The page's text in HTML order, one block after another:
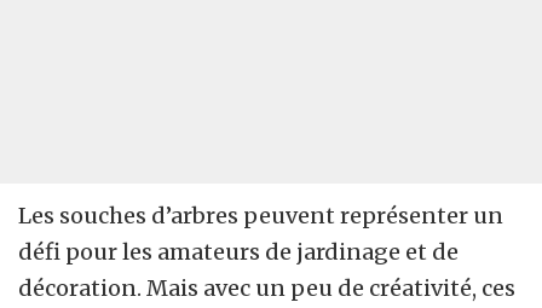
Les souches d’arbres peuvent représenter un
défi pour les amateurs de jardinage et de
décoration. Mais avec un peu de créativité, ces